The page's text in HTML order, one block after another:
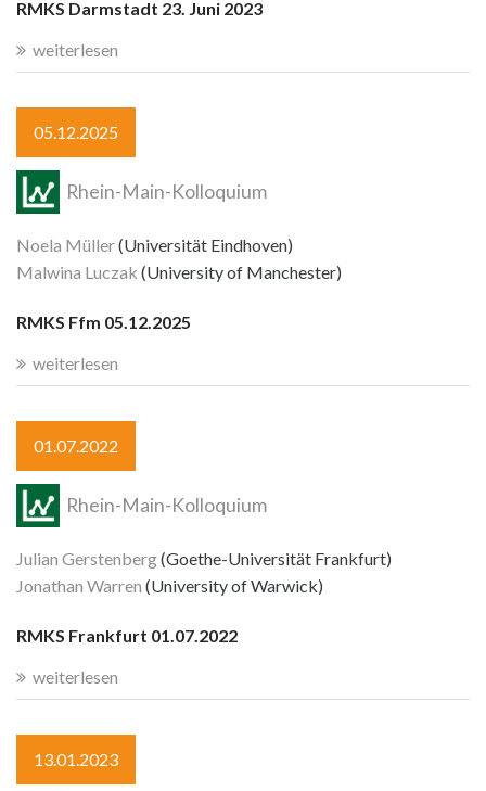
RMKS Darmstadt 23. Juni 2023
weiterlesen
05.12.2025
Rhein-Main-Kolloquium
Noela Müller(Universität Eindhoven)
Malwina Luczak (University of Manchester)
RMKS Ffm 05.12.2025
weiterlesen
01.07.2022
Rhein-Main-Kolloquium
Julian Gerstenberg(Goethe-Universität Frankfurt)
Jonathan Warren (University of Warwick)
RMKS Frankfurt 01.07.2022
weiterlesen
13.01.2023